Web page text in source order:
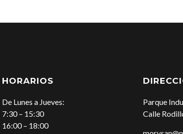
HORARIOS
De Lunes a Jueves:
7:30 – 15:30
16:00 – 18:00
Parque
Calle